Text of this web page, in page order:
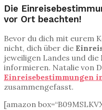
Die
vor Ort beachten!
Bevor du dich mit eurem
nicht, dich über die
jeweiligen Landes und die
informieren. Natalie von
Einreisebestimmungen
zusammengefasst.
[amazon